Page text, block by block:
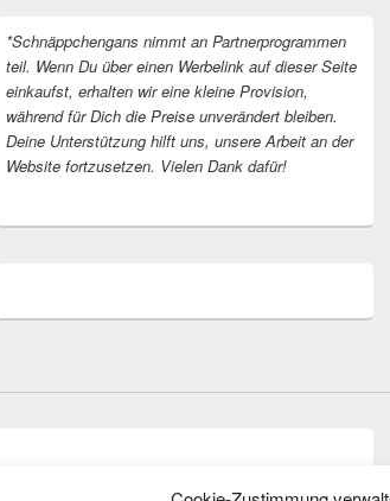
*Schnäppchengans nimmt an Partnerprogrammen
teil. Wenn Du über einen Werbelink auf dieser Seite
einkaufst, erhalten wir eine kleine Provision,
während für Dich die Preise unverändert bleiben.
Deine Unterstützung hilft uns, unsere Arbeit an der
Website fortzusetzen. Vielen Dank dafür!